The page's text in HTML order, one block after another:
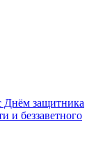
Днём защитника
и беззаветного